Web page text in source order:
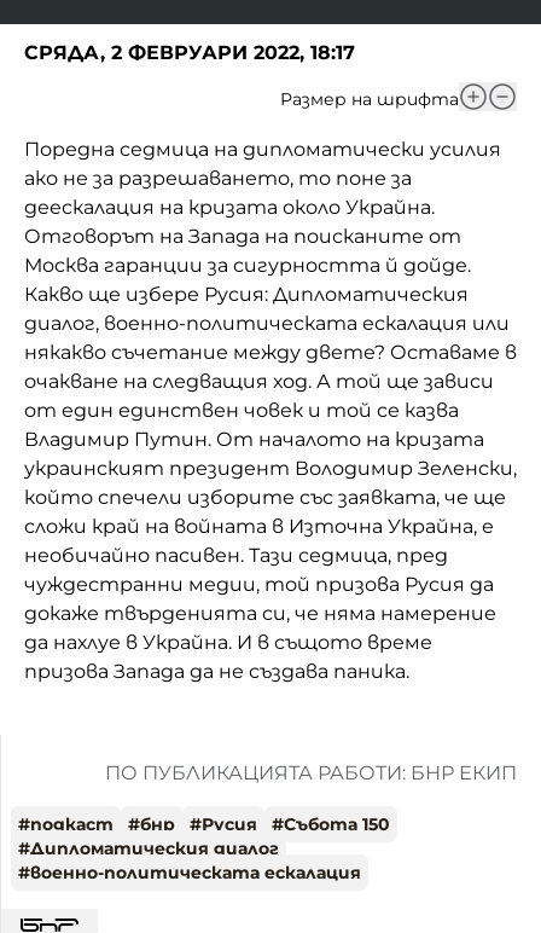
СРЯДА, 2 ФЕВРУАРИ 2022, 18:17
Размер на шрифта
Поредна седмица на дипломатически усилия
ако не за разрешаването, то поне за
деескалация на кризата около Украйна.
Отговорът на Запада на поисканите от
Москва гаранции за сигурността й дойде.
Какво ще избере Русия: Дипломатическия
диалог, военно-политическата ескалация или
някакво съчетание между двете? Оставаме в
очакване на следващия ход. А той ще зависи
от един единствен човек и той се казва
Владимир Путин. От началото на кризата
украинският президент Володимир Зеленски,
който спечели изборите със заявката, че ще
сложи край на войната в Източна Украйна, е
необичайно пасивен. Тази седмица, пред
чуждестранни медии, той призова Русия да
докаже твърденията си, че няма намерение
да нахлуе в Украйна. И в същото време
призова Запада да не създава паника.
ПО ПУБЛИКАЦИЯТА РАБОТИ: БНР ЕКИП
#подкаст #бнр #Русия #Събота 150
#Дипломатическия диалог
#военно-политическата ескалация